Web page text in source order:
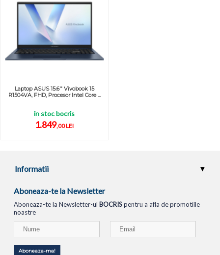
Laptop ASUS 15.6'' Vivobook 15
R1504VA, FHD, Procesor Intel Core ...
in stoc bocris
1.849,00 LEI
Informatii
Aboneaza-te la Newsletter
Aboneaza-te la Newsletter-ul BOCRISpentru a afla de promotiile
noastre
Aboneaza-ma!